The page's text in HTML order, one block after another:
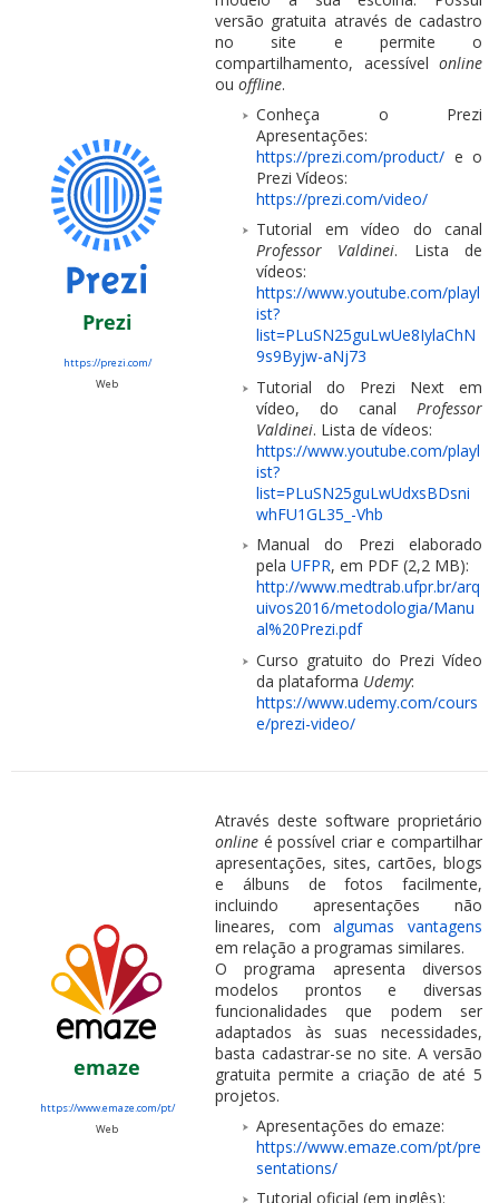
Prezi
https://prezi.com/
Web
versão gratuita através de cadastro
no site e permite o
compartilhamento, acessível online
ouoffline.
Conheça o Prezi
Apresentações:
https://prezi.com/product/ e o
Prezi Vídeos:
https://prezi.com/video/
Tutorial em vídeo do canal
Professor Valdinei. Lista de
vídeos:
https://www.youtube.com/playl
ist?
list=PLuSN25guLwUe8IylaChN
9s9Byjw-aNj73
Tutorial do Prezi Next em
vídeo, do canal Professor
Valdinei. Lista de vídeos:
https://www.youtube.com/playl
ist?
list=PLuSN25guLwUdxsBDsni
whFU1GL35_-Vhb
Manual do Prezi elaborado
pelaUFPR, em PDF (2,2 MB):
http://www.medtrab.ufpr.br/arq
uivos2016/metodologia/Manu
al%20Prezi.pdf
Curso gratuito do Prezi Vídeo
da plataforma Udemy:
https://www.udemy.com/cours
e/prezi-video/
emaze
https://www.emaze.com/pt/
Web
Através deste software proprietário
online é possível criar e compartilhar
apresentações, sites, cartões, blogs
e álbuns de fotos facilmente,
incluindo apresentações não
lineares, comalgumas vantagens
em relação a programas similares.
O programa apresenta diversos
modelos prontos e diversas
funcionalidades que podem ser
adaptados às suas necessidades,
basta cadastrar-se no site. A versão
gratuita permite a criação de até 5
projetos.
Apresentações do emaze:
https://www.emaze.com/pt/pre
sentations/
Tutorial oficial (em inglês):